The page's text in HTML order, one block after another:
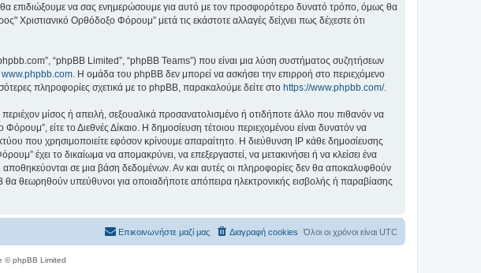
επιδιώξουμε να σας ενημερώσουμε για αυτό με τον προσφορότερο δυνατό τρόπο, όμως θα
Χριστιανικό Ορθόδοξο Φόρουμ” μετά τις εκάστοτε αλλαγές δείχνει πως δέχεστε ότι
“phpBB Limited”, “phpBB Teams”) που είναι μια λύση συστήματος συζητήσεων
www.phpbb.com. Η ομάδα του phpBB δεν μπορεί να ασκήσει την επιρροή στο περιεχόμενο
πληροφορίες σχετικά με το phpBB, παρακαλούμε δείτε στο https://www.phpbb.com/.
μίσος ή απειλή, σεξουαλικά προσανατολισμένο ή οτιδήποτε άλλο που πιθανόν να
είτε το Διεθνές Δίκαιο. Η δημοσίευση τέτοιου περιεχομένου είναι δυνατόν να
που χρησιμοποιείτε εφόσον κρίνουμε απαραίτητο. Η διεύθυνση IP κάθε δημοσίευσης
έχει το δικαίωμα να απομακρύνει, να επεξεργαστεί, να μετακινήσει ή να κλείσει ένα
αποθηκεύονται σε μια βάση δεδομένων. Αν και αυτές οι πληροφορίες δεν θα αποκαλυφθούν
θεωρηθούν υπεύθυνοι για οποιαδήποτε απόπειρα ηλεκτρονικής εισβολής ή παραβίασης
Όλοι οι χρόνοι είναι UTC
Διαγραφή cookies
Επικοινωνήστε μαζί μας
© phpBB Limited